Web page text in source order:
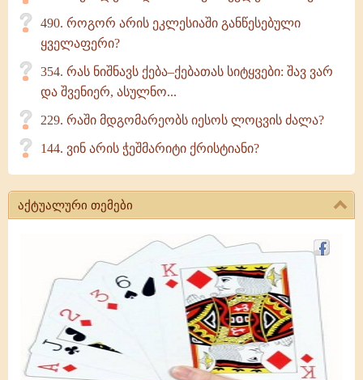
490. როგორ არის ეკლესიაში განწესებული
ყველაფერი?
354. რას ნიშნავს ქება–ქებათას სიტყვები: შავ ვარ
და შვენიერ, ასულნო...
229. რაში მდგომარეობს იესოს ლოცვის ძალა?
144. ვინ არის ჭეშმარიტი ქრისტიანი?
აქტუალური თემები